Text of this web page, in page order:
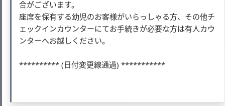
合がございます。
座席を保有する幼児のお客様がいらっしゃる方、その他チ
ェックインカウンターにてお手続きが必要な方は有人カウ
ンターへお越しください。
********** (日付変更線通過) ***********